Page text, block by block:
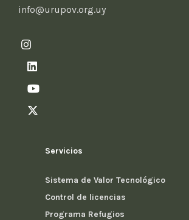
info@urupov.org.uy
Servicios
Sistema de Valor Tecnológico
Control de licencias
Programa Refugios